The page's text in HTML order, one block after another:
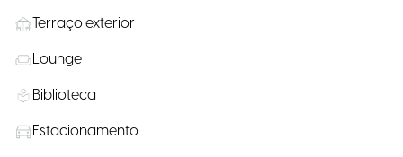
Terraço exterior
Lounge
Biblioteca
Estacionamento